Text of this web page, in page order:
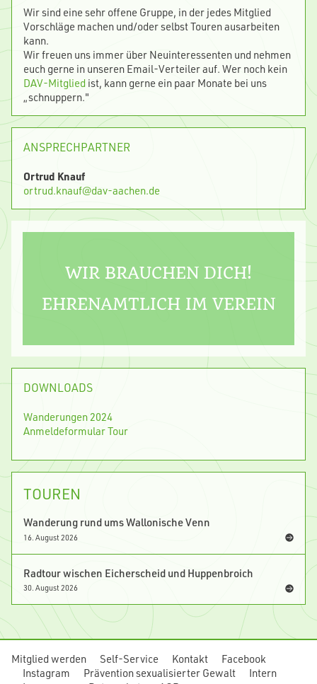
Wir sind eine sehr offene Gruppe, in der jedes Mitglied
Vorschläge machen und/oder selbst Touren ausarbeiten
kann.
Wir freuen uns immer über Neuinteressenten und nehmen
euch gerne in unseren Email-Verteiler auf. Wer noch kein
DAV-Mitglied ist, kann gerne ein paar Monate bei uns
„schnuppern."
ANSPRECHPARTNER
Ortrud Knauf
ortrud.knauf@dav-aachen.de
WIR BRAUCHEN DICH!
EHRENAMTLICH IM VEREIN
DOWNLOADS
Wanderungen 2024
Anmeldeformular Tour
TOUREN
Wanderung rund ums Wallonische Venn
16. August 2026
Radtour wischen Eicherscheid und Huppenbroich
30. August 2026
Mitglied werden Self-Service Kontakt
Facebook
Instagram
Prävention sexualisierter Gewalt
Intern